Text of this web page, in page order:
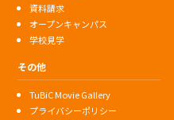
資料請求
オープンキャンパス
学校見学
その他
TuBiC Movie Gallery
プライバシーポリシー